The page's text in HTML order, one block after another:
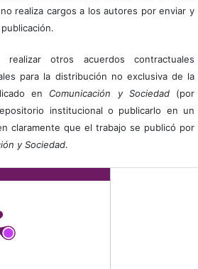
no realiza cargos a los autores por enviar y
realizar otros acuerdos contractuales
para la distribución no exclusiva de la
en Comunicación y Sociedad(por
institucional o publicarlo en un
claramente que el trabajo se publicó por
y Sociedad.